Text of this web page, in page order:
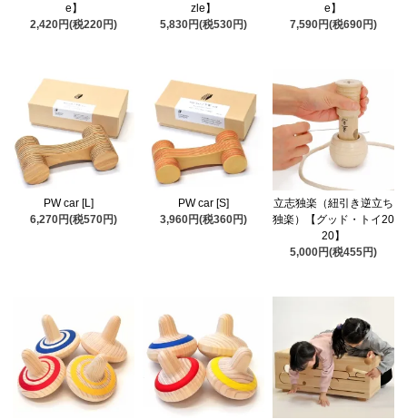
e】
2,420円(税220円)
zle】
5,830円(税530円)
e】
7,590円(税690円)
PW car [L]
6,270円(税570円)
PW car [S]
3,960円(税360円)
立志独楽（紐引き逆立ち
独楽）【グッド・トイ20
20】
5,000円(税455円)